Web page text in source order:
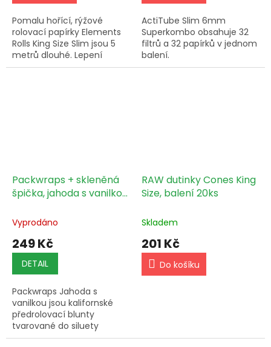
Pomalu hořící, rýžové
rolovací papírky Elements
Rolls King Size Slim jsou 5
metrů dlouhé. Lepení
zajišťuje přírodní guma.
ActiTube Slim 6mm
Superkombo obsahuje 32
filtrů a 32 papírků v jednom
balení.
Packwraps + skleněná
špička, jahoda s vanilkou,
Vyprodáno
249 Kč
DETAIL
Packwraps Jahoda s
vanilkou jsou kalifornské
předrolovací blunty
tvarované do siluety
velryby s opakovaně
RAW dutinky Cones King
Size, balení 20ks
Skladem
201 Kč
Do košíku